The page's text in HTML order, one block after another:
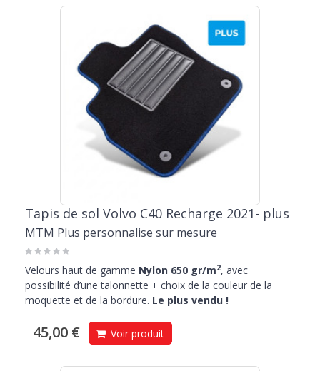
Tapis de sol Volvo C40 Recharge 2021- plus
MTM Plus personnalise sur mesure
Velours haut de gamme Nylon 650 gr/m2, avec
possibilité d’une talonnette + choix de la couleur de la
moquette et de la bordure. Le plus vendu !
45,00 € Voir produit